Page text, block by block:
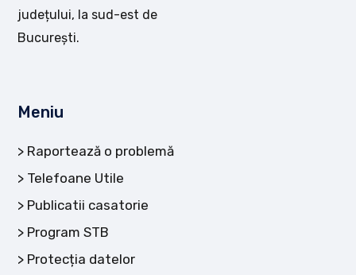
județului, la sud-est de
București.
Meniu
Raportează o problemă
Telefoane Utile
Publicatii casatorie
Program STB
Protecția datelor